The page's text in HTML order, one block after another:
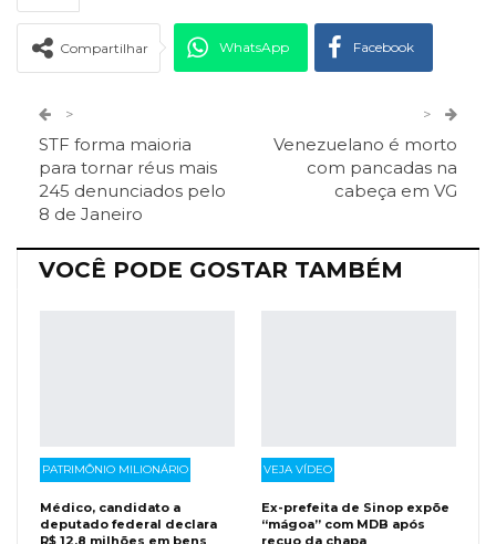
Compartilhar WhatsApp Facebook
Facebook Messenger
>
STF forma maioria
para tornar réus mais
245 denunciados pelo
8 de Janeiro
>
Venezuelano é morto
com pancadas na
cabeça em VG
VOCÊ PODE GOSTAR TAMBÉM
PATRIMÔNIO MILIONÁRIO
Médico, candidato a
deputado federal declara
R$ 12,8 milhões em bens
VEJA VÍDEO
Ex-prefeita de Sinop expõe
“mágoa” com MDB após
recuo da chapa